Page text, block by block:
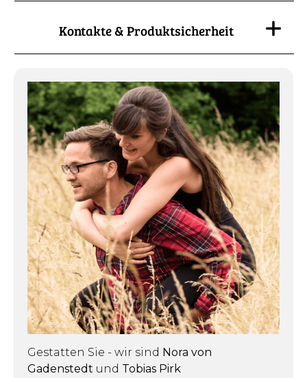
Kontakte & Produktsicherheit
Gestatten Sie - wir sind Nora von
Gadenstedt und Tobias Pirk